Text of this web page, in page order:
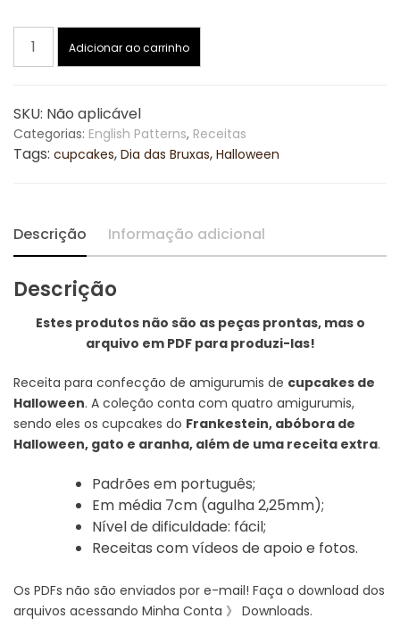
Halloween
cupcakes
patterns
•
receitas
quantidade
Adicionar ao carrinho
SKU: Não aplicável
Categorias: English Patterns, Receitas
Tags: cupcakes, Dia das Bruxas, Halloween
Descrição Informação adicional
Descrição
Estes produtos não são as peças prontas, mas o
arquivo em PDF para produzi-las!
Receita para confecção de amigurumis de cupcakes de
Halloween. A coleção conta com quatro amigurumis,
sendo eles os cupcakes do Frankestein, abóbora de
Halloween, gato e aranha, além de uma receita extra.
Padrões em português;
Em média 7cm (agulha 2,25mm);
Nível de dificuldade: fácil;
Receitas com vídeos de apoio e fotos.
Os PDFs não são enviados por e-mail! Faça o download dos
arquivos acessando Minha Conta 》 Downloads.